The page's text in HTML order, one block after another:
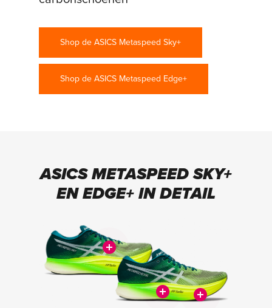
Shop de ASICS Metaspeed Sky+
Shop de ASICS Metaspeed Edge+
ASICS METASPEED SKY+
EN EDGE+ IN DETAIL